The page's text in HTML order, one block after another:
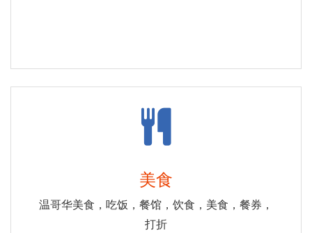
美食
温哥华美食，吃饭，餐馆，饮食，美食，餐券，
打折